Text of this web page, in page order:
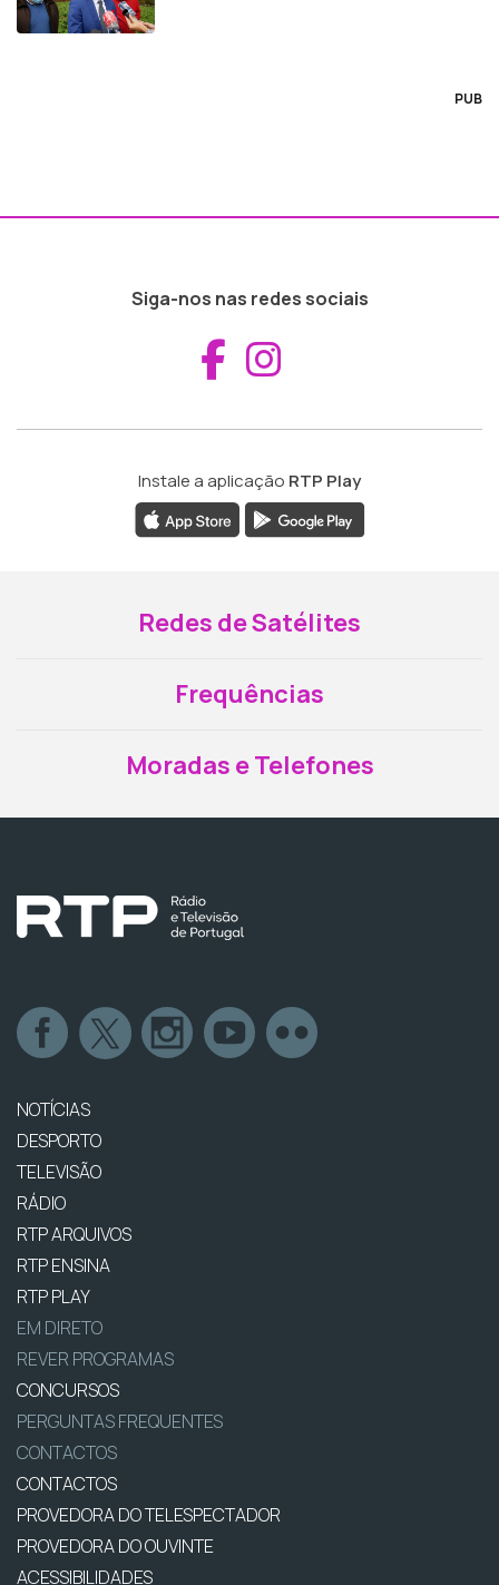
PUB
Siga-nos nas redes sociais
Aceder ao
Instale a aplicação RTP Play
Redes de Satélites
Frequências
Moradas e Telefones
NOTÍCIAS
DESPORTO
TELEVISÃO
RÁDIO
RTP ARQUIVOS
RTP ENSINA
RTP PLAY
EM DIRETO
REVER PROGRAMAS
CONCURSOS
PERGUNTAS FREQUENTES
CONTACTOS
CONTACTOS
PROVEDORA DO TELESPECTADOR
PROVEDORA DO OUVINTE
ACESSIBILIDADES